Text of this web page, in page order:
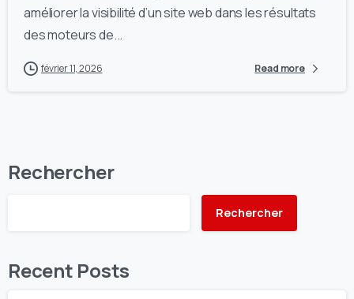
améliorer la visibilité d’un site web dans les résultats
des moteurs de...
février 11, 2026 Read more
Rechercher
Rechercher
Recent Posts